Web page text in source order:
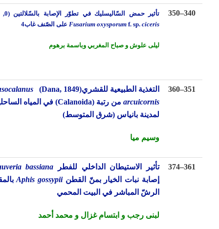
350 تأثير حمض السّاليسليك في تطوّر الإصابة بالسّلالتين(0, 2)
للفطر
Fusarium oxysporumf. sp. على الصّنف غاب4
ليلى علوش و صباح المغربي وباسمة برهوم
360 التغذية الطبيعية للقشري(Dana, 1849)
Clausocalanus
arcuicornis من رتبة(Calanoida)
في المياه الساحلية
لمدينة بانياس (شرق المتوسط)
وسيم ميا
374 تأثير الاستيطان الداخلي للفطر Beauveria bassiana في
إصابة نبات الخيار بمنّ القطن
Aphis gossypii بالمقارنة مع
الرشّ المباشر في البيت المحمي
لبنى رجب و ابتسام غزال و محمد أحمد